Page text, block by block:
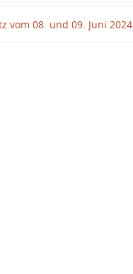
vom 08. und 09. Juni 2024